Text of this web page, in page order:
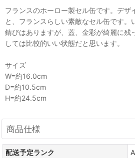
フランスのホーロー製セル缶です。デザ
と、フランスらしい素敵なセル缶です。
錆びはありますが、蓋、金彩が綺麗に残
しては比較的いい状態だと思います。
サイズ
W=約16.0cm
D=約10.5cm
H=約24.5cm
商品仕様
配送予定ランク
A